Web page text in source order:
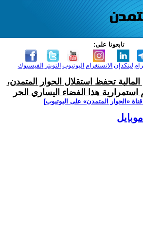
تابعونا على:
الفيسبوك التويتر اليوتيوب الانستغرام لينكدإن
تحفظ استقلال الحوار المتمدن،
هذا الفضاء اليساري الحر
‫«الحوار المتمدن» على اليوتيوب]